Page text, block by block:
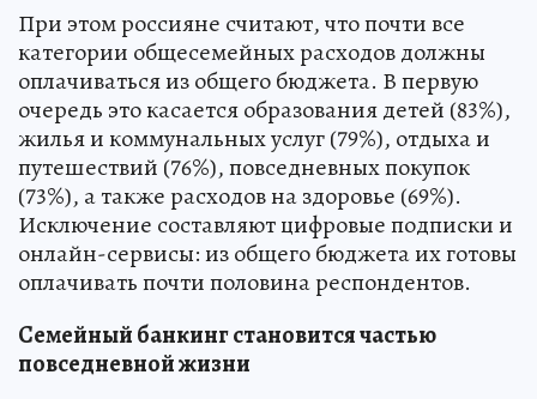
При этом россияне считают, что почти все
категории общесемейных расходов должны
оплачиваться из общего бюджета. В первую
очередь это касается образования детей (83%),
жилья и коммунальных услуг (79%), отдыха и
путешествий (76%), повседневных покупок
(73%), а также расходов на здоровье (69%).
Исключение составляют цифровые подписки и
онлайн-сервисы: из общего бюджета их готовы
оплачивать почти половина респондентов.
Семейный банкинг становится частью
повседневной жизни